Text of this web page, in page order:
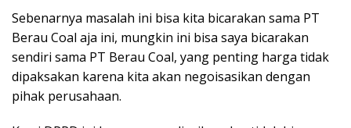
Sebenarnya masalah ini bisa kita bicarakan sama PT
Berau Coal aja ini, mungkin ini bisa saya bicarakan
sendiri sama PT Berau Coal, yang penting harga tidak
dipaksakan karena kita akan negoisasikan dengan
pihak perusahaan.